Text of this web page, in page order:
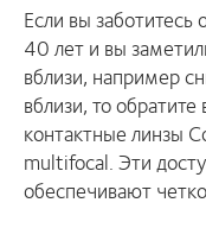
Если вы
40 лет и вы
вблизи, например
вблизи, то
контактные линзы
multifocal. Эти
обеспечивают